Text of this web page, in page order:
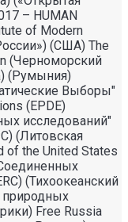
– HUMAN
of Modern
(США) The
(Черноморский
(Румыния)
Выборы"
(EPDE)
исследований"
(Литовская
of the United States
(Тихоокеанский
Free Russia